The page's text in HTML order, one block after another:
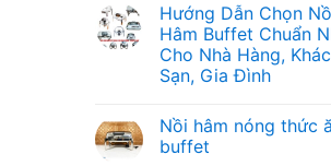
66003:
Nâng
Tầm
Trải
Nghiệm
Ẩm
Nghệ
Thuật
Trang
bình
luận
ở
Hướng
Dẫn
Chọn
Nước
Trái
Cây
Hướng Dẫn Chọn
Hâm Buffet Chuẩn
Cho Nhà Hàng,
Sạn, Gia Đình
bình
luận
ở
Nồi hâm nóng thức
buffet